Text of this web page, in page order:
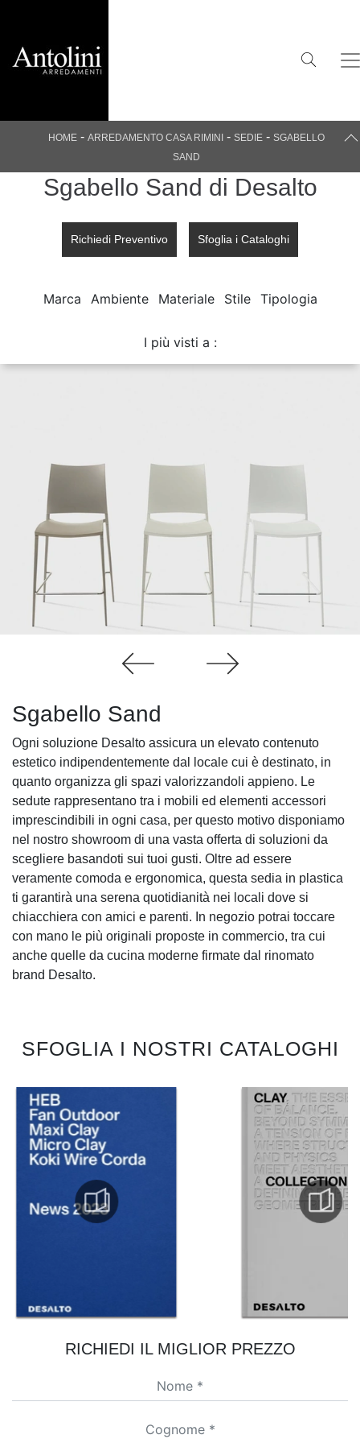
HOME- ARREDAMENTO CASA RIMINI - SEDIE - SGABELLO
SAND
Sgabello Sand di Desalto
Richiedi Preventivo Sfoglia i Cataloghi
Marca Ambiente Materiale Stile Tipologia
I più visti a :
Sgabello Sand
Ogni soluzione Desalto assicura un elevato contenuto
estetico indipendentemente dal locale cui è destinato, in
quanto organizza gli spazi valorizzandoli appieno. Le
sedute rappresentano tra i mobili ed elementi accessori
imprescindibili in ogni casa, per questo motivo disponiamo
nel nostro showroom di una vasta offerta di soluzioni da
scegliere basandoti sui tuoi gusti. Oltre ad essere
veramente comoda e ergonomica, questa sedia in plastica
ti garantirà una serena quotidianità nei locali dove si
chiacchiera con amici e parenti. In negozio potrai toccare
con mano le più originali proposte in commercio, tra cui
anche quelle da cucina moderne firmate dal rinomato
brand Desalto.
SFOGLIA I NOSTRI CATALOGHI
RICHIEDI IL MIGLIOR PREZZO